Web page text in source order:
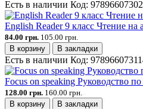
Есть в наличии Код:
English Reader 9 класс Чтение на
84.00 грн. 105.00 грн.
В корзину
В закладки
Есть в наличии Код:
Focus on speaking Руководство
128.00 грн. 160.00 грн.
В корзину
В закладки